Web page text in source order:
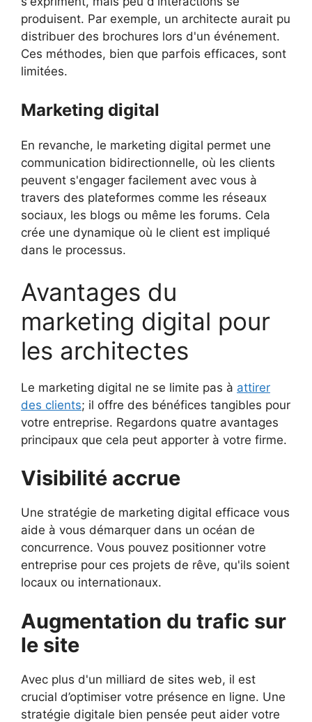
produisent. Par exemple, un architecte aurait pu
distribuer des brochures lors d'un événement.
Ces méthodes, bien que parfois efficaces, sont
limitées.
Marketing digital
En revanche, le marketing digital permet une
communication bidirectionnelle, où les clients
peuvent s'engager facilement avec vous à
travers des plateformes comme les réseaux
sociaux, les blogs ou même les forums. Cela
crée une dynamique où le client est impliqué
dans le processus.
Avantages du
marketing digital pour
les architectes
Le marketing digital ne se limite pas à attirer
des clients; il offre des bénéfices tangibles pour
votre entreprise. Regardons quatre avantages
principaux que cela peut apporter à votre firme.
Visibilité accrue
Une stratégie de marketing digital efficace vous
aide à vous démarquer dans un océan de
concurrence. Vous pouvez positionner votre
entreprise pour ces projets de rêve, qu'ils soient
locaux ou internationaux.
Augmentation du trafic sur
le site
Avec plus d'un milliard de sites web, il est
crucial d’optimiser votre présence en ligne. Une
stratégie digitale bien pensée peut aider votre